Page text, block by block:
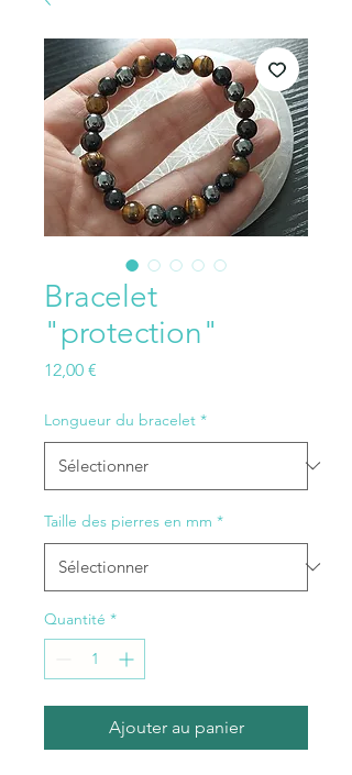
Bracelet
"protection"
12,00 €
Longueur du bracelet *
Taille des pierres en mm *
Quantité *
Ajouter au panier